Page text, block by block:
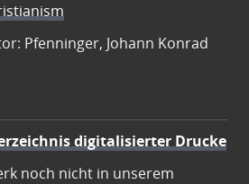
Pfenninger, Johann Konrad
digitalisierter Drucke
noch nicht in unserem